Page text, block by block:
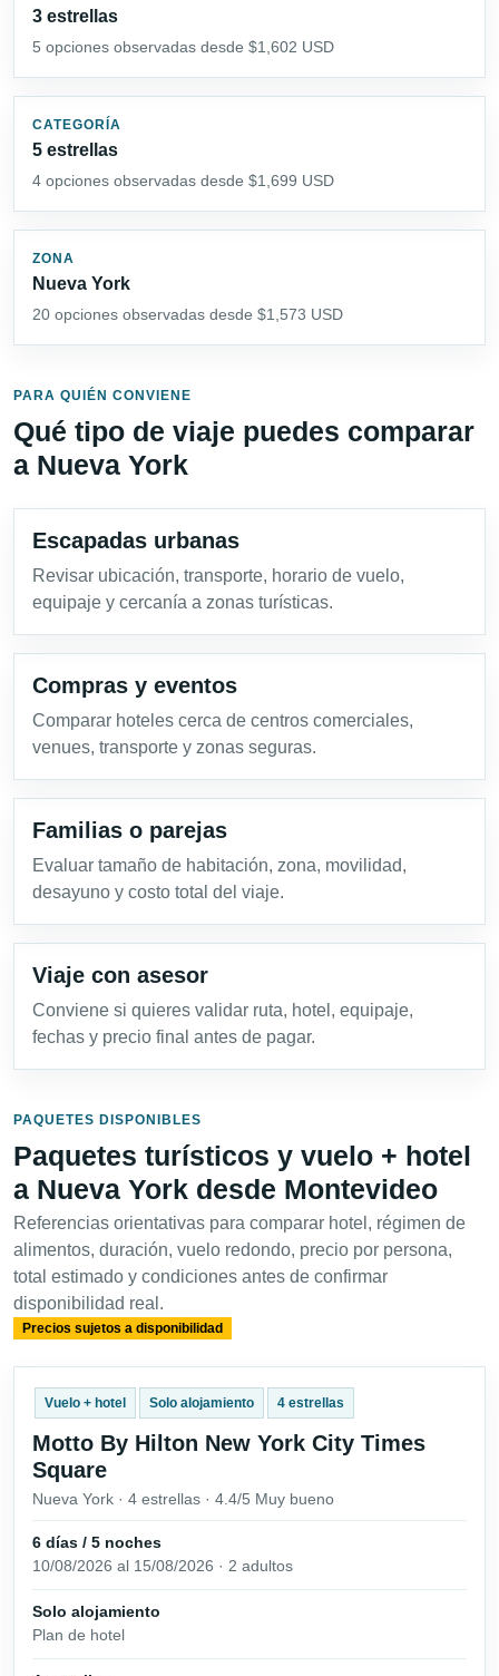
3 estrellas
5 opciones observadas desde $1,602 USD
CATEGORÍA
5 estrellas
4 opciones observadas desde $1,699 USD
ZONA
Nueva York
20 opciones observadas desde $1,573 USD
PARA QUIÉN CONVIENE
Qué tipo de viaje puedes comparar
a Nueva York
Escapadas urbanas
Revisar ubicación, transporte, horario de vuelo,
equipaje y cercanía a zonas turísticas.
Compras y eventos
Comparar hoteles cerca de centros comerciales,
venues, transporte y zonas seguras.
Familias o parejas
Evaluar tamaño de habitación, zona, movilidad,
desayuno y costo total del viaje.
Viaje con asesor
Conviene si quieres validar ruta, hotel, equipaje,
fechas y precio final antes de pagar.
PAQUETES DISPONIBLES
Paquetes turísticos y vuelo + hotel
a Nueva York desde Montevideo
Referencias orientativas para comparar hotel, régimen de
alimentos, duración, vuelo redondo, precio por persona,
total estimado y condiciones antes de confirmar
disponibilidad real.
Precios sujetos a disponibilidad
Vuelo + hotel Solo alojamiento 4 estrellas
Motto By Hilton New York City Times
Square
Nueva York · 4 estrellas · 4.4/5 Muy bueno
6 días / 5 noches
10/08/2026 al 15/08/2026 · 2 adultos
Solo alojamiento
Plan de hotel